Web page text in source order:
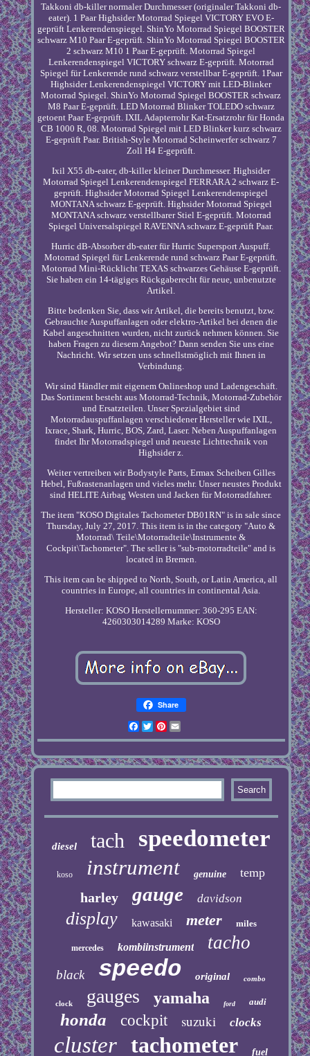
Takkoni db-killer normaler Durchmesser (originaler Takkoni db-
eater). 1 Paar Highsider Motorrad Spiegel VICTORY EVO E-
geprüft Lenkerendenspiegel. ShinYo Motorrad Spiegel BOOSTER
schwarz M10 Paar E-geprüft. ShinYo Motorrad Spiegel BOOSTER
2 schwarz M10 1 Paar E-geprüft. Motorrad Spiegel
Lenkerendenspiegel VICTORY schwarz E-geprüft. Motorrad
Spiegel für Lenkerende rund schwarz verstellbar E-geprüft. 1Paar
Highsider Lenkerendenspiegel VICTORY mit LED-Blinker
Motorrad Spiegel. ShinYo Motorrad Spiegel BOOSTER schwarz
M8 Paar E-geprüft. LED Motorrad Blinker TOLEDO schwarz
getoent Paar E-geprüft. IXIL Adapterrohr Kat-Ersatzrohr für Honda
CB 1000 R, 08. Motorrad Spiegel mit LED Blinker kurz schwarz
E-geprüft Paar. British-Style Motorrad Scheinwerfer schwarz 7
Zoll H4 E-geprüft.
Ixil X55 db-eater, db-killer kleiner Durchmesser. Highsider
Motorrad Spiegel Lenkerendenspiegel FERRARA 2 schwarz E-
geprüft. Highsider Motorrad Spiegel Lenkerendenspiegel
MONTANA schwarz E-geprüft. Highsider Motorrad Spiegel
MONTANA schwarz verstellbarer Stiel E-geprüft. Motorrad
Spiegel Universalspiegel RAVENNA schwarz E-geprüft Paar.
Hurric dB-Absorber db-eater für Hurric Supersport Auspuff.
Motorrad Spiegel für Lenkerende rund schwarz Paar E-geprüft.
Motorrad Mini-Rücklicht TEXAS schwarzes Gehäuse E-geprüft.
Sie haben ein 14-tägiges Rückgaberecht für neue, unbenutzte
Artikel.
Bitte bedenken Sie, dass wir Artikel, die bereits benutzt, bzw.
Gebrauchte Auspuffanlagen oder elektro-Artikel bei denen die
Kabel angeschnitten wurden, nicht zurück nehmen können. Sie
haben Fragen zu diesem Angebot? Dann senden Sie uns eine
Nachricht. Wir setzen uns schnellstmöglich mit Ihnen in
Verbindung.
Wir sind Händler mit eigenem Onlineshop und Ladengeschäft.
Das Sortiment besteht aus Motorrad-Technik, Motorrad-Zubehör
und Ersatzteilen. Unser Spezialgebiet sind
Motorradauspuffanlagen verschiedener Hersteller wie IXIL,
Ixrace, Shark, Hurric, BOS, Zard, Laser. Neben Auspuffanlagen
findet Ihr Motorradspiegel und neueste Lichttechnik von
Highsider z.
Weiter vertreiben wir Bodystyle Parts, Ermax Scheiben Gilles
Hebel, Fußrastenanlagen und vieles mehr. Unser neustes Produkt
sind HELITE Airbag Westen und Jacken für Motorradfahrer.
The item "KOSO Digitales Tachometer DB01RN" is in sale since
Thursday, July 27, 2017. This item is in the category "Auto &
Motorrad\ Teile\Motorradteile\Instrumente &
Cockpit\Tachometer". The seller is "sub-motorradteile" and is
located in Bremen.
This item can be shipped to North, South, or Latin America, all
countries in Europe, all countries in continental Asia.
Hersteller: KOSO Herstellernummer: 360-295 EAN:
4260303014289 Marke: KOSO
Share
Facebook
TwitterPinterest
diesel tach speedometer
koso instrument genuine temp
harley gauge davidson
display kawasaki meter miles
mercedes kombiinstrument tacho
black speedo original combo
clock gauges yamaha ford audi
honda cockpit suzuki clocks
cluster tachometer fuel